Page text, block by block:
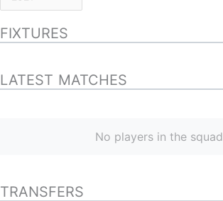
FIXTURES
LATEST MATCHES
No players in the squad
TRANSFERS